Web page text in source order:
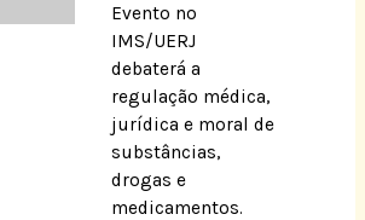
Evento no
IMS/UERJ
debaterá a
regulação médica,
jurídica e moral de
substâncias,
drogas e
medicamentos.